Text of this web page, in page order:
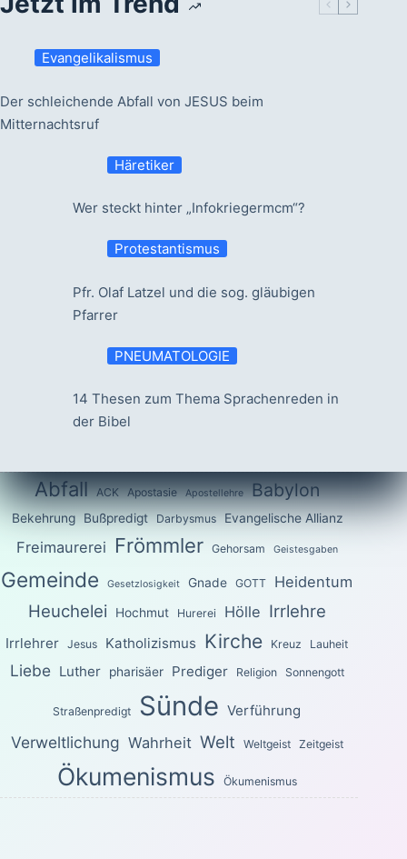
Evangelikalismus
Der schleichende Abfall von JESUS beim
Mitternachtsruf
Häretiker
Wer steckt hinter „Infokriegermcm“?
Protestantismus
Pfr. Olaf Latzel und die sog. gläubigen
Pfarrer
PNEUMATOLOGIE
14 Thesen zum Thema Sprachenreden in
der Bibel
Abfall ACK Apostasie Apostellehre Babylon
Bekehrung Bußpredigt Darbysmus Evangelische Allianz
Freimaurerei Frömmler Gehorsam Geistesgaben
Gemeinde Gesetzlosigkeit Gnade GOTT Heidentum
Heuchelei Hochmut Hurerei Hölle Irrlehre
Irrlehrer Jesus Katholizismus Kirche Kreuz Lauheit
Liebe Luther pharisäer Prediger Religion Sonnengott
Straßenpredigt Sünde Verführung
Verweltlichung Wahrheit Welt Weltgeist Zeitgeist
Ökumenismus Ökumenismus